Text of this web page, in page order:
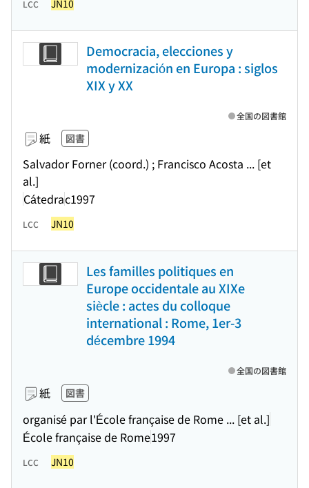
LCC JN10
Democracia, elecciones y
modernización en Europa : siglos
XIX y XX
紙 図書
Salvador Forner (coord.) ; Francisco Acosta ... [et
al.]
Cátedrac1997
全国の図書館
LCC JN10
Les familles politiques en
Europe occidentale au XIXe
siècle : actes du colloque
international : Rome, 1er-3
décembre 1994
紙 図書
organisé par l'École française de Rome ... [et al.]
École française de Rome1997
全国の図書館
LCC JN10